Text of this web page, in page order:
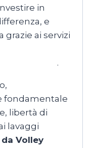
in
e
ai servizi
.
fondamentale
libertà di
lavaggi
Volley